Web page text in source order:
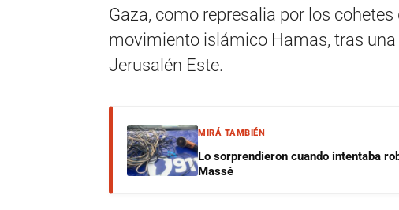
Gaza, como represalia por los
movimiento islámico Hamas, tras
Jerusalén Este.
MIRÁ TAMBIÉN
Lo sorprendieron cuando intentaba
Massé